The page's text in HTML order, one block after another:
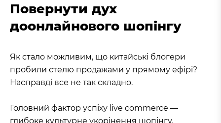
Повернути дух
доонлайнового шопінгу
Як стало можливим, що китайські блогери
пробили стелю продажами у прямому ефірі?
Насправді все не так складно.
Головний фактор успіху live commerce —
глибоке культурне укорінення шопінгу.